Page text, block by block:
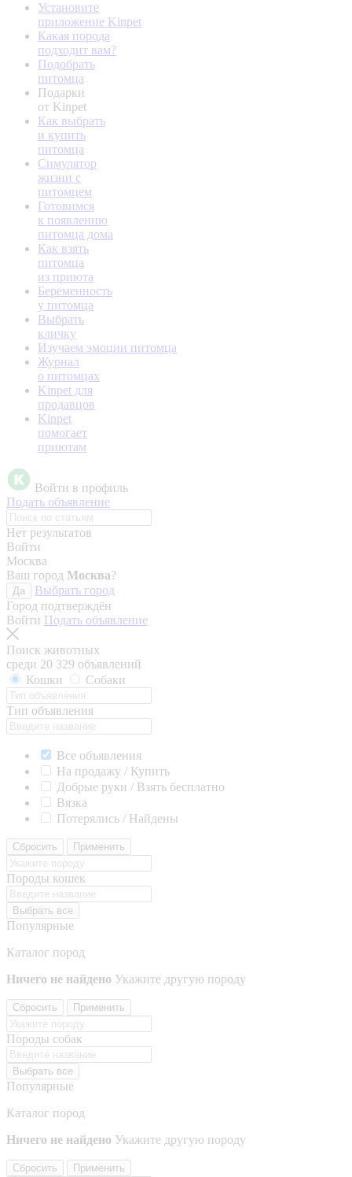
Установите
приложение Kinpet
Какая порода
подходит вам?
Подобрать
питомца
Подарки
от Kinpet
Как выбрать
и купить
питомца
Симулятор
жизни с
питомцем
Готовимся
к появлению
питомца дома
Как взять
питомца
из приюта
Беременность
у питомца
Выбрать
кличку
Изучаем эмоции питомца
Журнал
о питомцах
Kinpet для
продавцов
Kinpet
помогает
приютам
Войти в профиль
Подать объявление
Нет результатов
Войти
Москва
Ваш город Москва?
Да
Выбрать город
Город подтверждён
Войти Подать объявление
Поиск животных
среди 20 329 объявлений
Кошки
Собаки
Тип объявления
Все объявления
На продажу / Купить
Добрые руки / Взять бесплатно
Вязка
Потерялись / Найдены
Сбросить Применить
Породы кошек
Выбрать все
Популярные
Каталог пород
Ничего не найдено Укажите другую породу
Сбросить Применить
Породы собак
Выбрать все
Популярные
Каталог пород
Ничего не найдено Укажите другую породу
Сбросить Применить